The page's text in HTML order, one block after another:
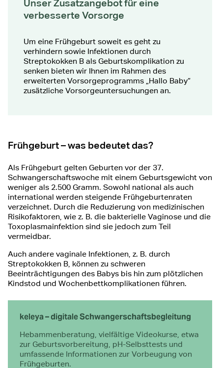
Unser Zusatzangebot für eine
verbesserte Vorsorge
Um eine Frühgeburt soweit es geht zu
verhindern sowie Infektionen durch
Streptokokken B als Geburtskomplikation zu
senken bieten wir Ihnen im Rahmen des
erweiterten Vorsorgeprogramms „Hallo Baby“
zusätzliche Vorsorgeuntersuchungen an.
Frühgeburt – was bedeutet das?
Als Frühgeburt gelten Geburten vor der 37.
Schwangerschaftswoche mit einem Geburtsgewicht von
weniger als 2.500 Gramm. Sowohl national als auch
international werden steigende Frühgeburtenraten
verzeichnet. Durch die Reduzierung von medizinischen
Risikofaktoren, wie z. B. die bakterielle Vaginose und die
Toxoplasmainfektion sind sie jedoch zum Teil
vermeidbar.
Auch andere vaginale Infektionen, z. B. durch
Streptokokken B, können zu schweren
Beeinträchtigungen des Babys bis hin zum plötzlichen
Kindstod und Wochenbettkomplikationen führen.
keleya – digitale Schwangerschafts­begleitung
Hebammenberatung, vielfältige Videokurse, etwa
zur Geburtsvorbereitung, pH-Selbsttests und
umfassende Informationen zur Vorbeugung von
Frühgeburten.